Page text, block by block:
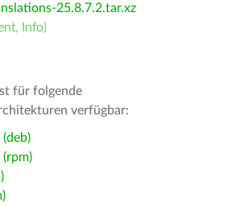
25.8.7.2.tar.xz
, Info)
für folgende
verfügbar:
(rpm)